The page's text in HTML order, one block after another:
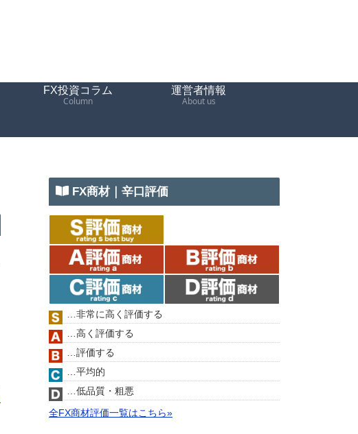
FX投資コラム
Column
運営者情報
About us
FX商材｜辛口評価
…非常に高く評価する
…高く評価する
…評価する
…平均的
…低品質・粗悪
全FX商材評価一覧はこちら»